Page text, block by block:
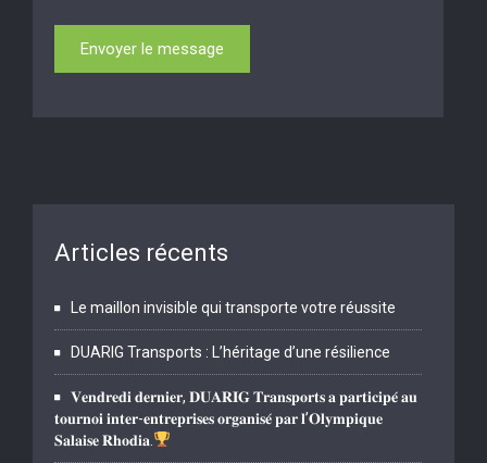
Articles récents
Le maillon invisible qui transporte votre réussite
DUARIG Transports : L’héritage d’une résilience
𝐕𝐞𝐧𝐝𝐫𝐞𝐝𝐢 𝐝𝐞𝐫𝐧𝐢𝐞𝐫, 𝐃𝐔𝐀𝐑𝐈𝐆 𝐓𝐫𝐚𝐧𝐬𝐩𝐨𝐫𝐭𝐬 𝐚 𝐩𝐚𝐫𝐭𝐢𝐜𝐢𝐩𝐞́ 𝐚𝐮
𝐭𝐨𝐮𝐫𝐧𝐨𝐢 𝐢𝐧𝐭𝐞𝐫-𝐞𝐧𝐭𝐫𝐞𝐩𝐫𝐢𝐬𝐞𝐬 𝐨𝐫𝐠𝐚𝐧𝐢𝐬𝐞́ 𝐩𝐚𝐫 𝐥’𝐎𝐥𝐲𝐦𝐩𝐢𝐪𝐮𝐞
𝐒𝐚𝐥𝐚𝐢𝐬𝐞 𝐑𝐡𝐨𝐝𝐢𝐚.